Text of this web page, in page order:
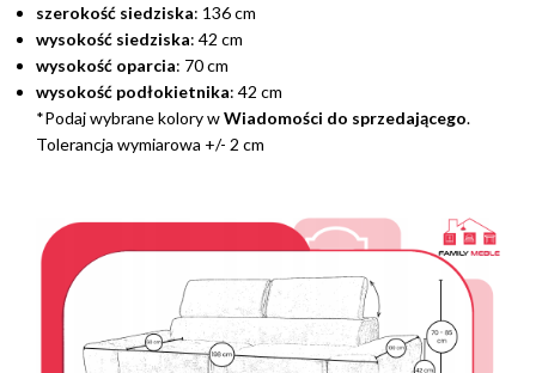
szerokość siedziska: 136 cm
wysokość siedziska: 42 cm
wysokość oparcia: 70 cm
wysokość podłokietnika: 42 cm
*Podaj wybrane kolory wWiadomości do sprzedającego.
Tolerancja wymiarowa +/- 2 cm